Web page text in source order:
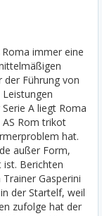
immer eine
der Führung von
A liegt Roma
Rom trikot
hat.
außer Form,
Berichten
Gasperini
der Startelf, weil
zufolge hat der